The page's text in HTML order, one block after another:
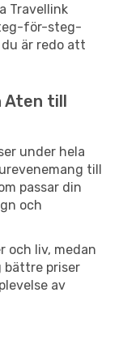
Travellink
för-steg-
är redo att
Aten till
under hela
till
passar din
och
och liv, medan
bättre priser
av